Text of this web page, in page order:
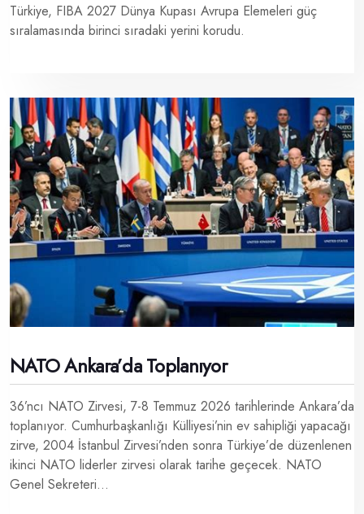
Türkiye, FIBA 2027 Dünya Kupası Avrupa Elemeleri güç
sıralamasında birinci sıradaki yerini korudu.
NATO Ankara’da Toplanıyor
36’ncı NATO Zirvesi, 7-8 Temmuz 2026 tarihlerinde Ankara’da
toplanıyor. Cumhurbaşkanlığı Külliyesi’nin ev sahipliği yapacağı
zirve, 2004 İstanbul Zirvesi’nden sonra Türkiye’de düzenlenen
ikinci NATO liderler zirvesi olarak tarihe geçecek. NATO
Genel Sekreteri...